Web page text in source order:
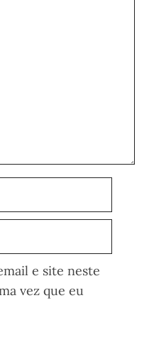
e site neste
vez que eu